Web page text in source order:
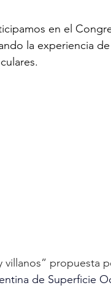
en el
la experiencia
villanos” propuesta
de Superficie